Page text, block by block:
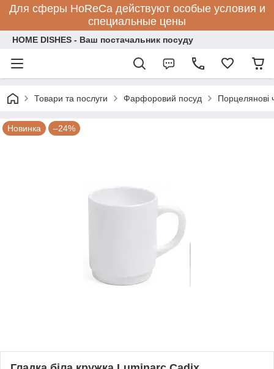
Для сферы HoReCa действуют особые условия и
специальные цены
HOME DISHES - Ваш постачальник посуду
Товари та послуги Фарфоровий посуд Порцелянові
Новинка –24%